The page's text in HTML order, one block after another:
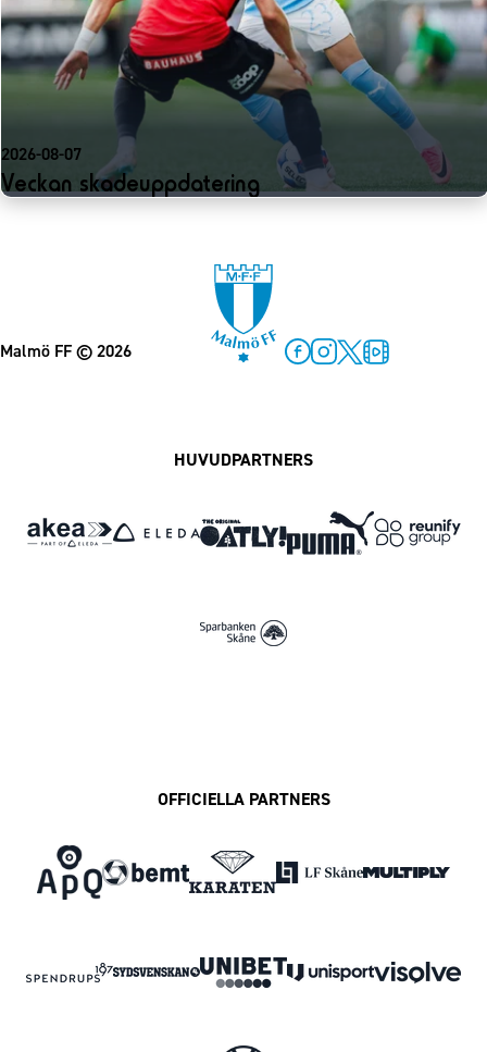
2026-08-07
Veckan skadeuppdatering
Malmö FF© 2026
HUVUDPARTNERS
OFFICIELLA PARTNERS